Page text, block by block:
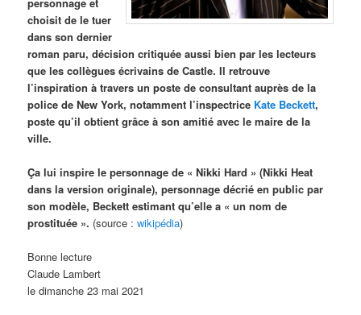
choisit de le tuer
dans son dernier
roman paru, décision critiquée aussi bien par les lecteurs
que les collègues écrivains de Castle. Il retrouve
l’inspiration à travers un poste de consultant auprès de la
police de New York, notamment l’inspectrice Kate Beckett,
poste qu’il obtient grâce à son amitié avec le maire de la
ville.
Ça lui inspire le personnage de « Nikki Hard » (Nikki Heat
dans la version originale), personnage décrié en public par
son modèle, Beckett estimant qu’elle a « un nom de
prostituée ». (source :wikipédia)
Bonne lecture
Claude Lambert
le dimanche 23 mai 2021